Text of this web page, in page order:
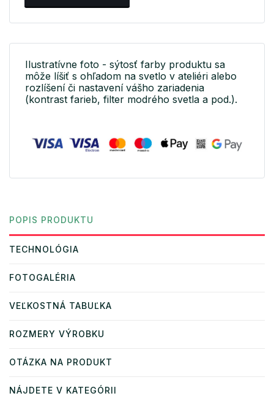
Ilustratívne foto - sýtosť farby produktu sa
môže líšiť s ohľadom na svetlo v ateliéri alebo
rozlíšení či nastavení vášho zariadenia
(kontrast farieb, filter modrého svetla a pod.).
POPIS PRODUKTU
TECHNOLÓGIA
FOTOGALÉRIA
VEĽKOSTNÁ TABUĽKA
ROZMERY VÝROBKU
OTÁZKA NA PRODUKT
NÁJDETE V KATEGÓRII